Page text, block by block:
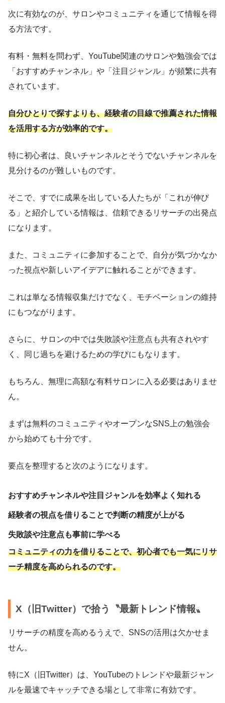
次に有効なのが、サロンやコミュニティを通じて情報を得
る方法です。
有料・無料を問わず、YouTube関連のサロンや勉強会では
「おすすめチャンネル」や「注目ジャンル」が頻繁に共有
されています。
自分ひとりで探すよりも、経験者の目線で推薦された情報
を活用する方が効率的です。
特に初心者は、良いチャンネルとそうでないチャンネルを
見分けるのが難しいものです。
そこで、すでに成果を出している人たちが「これが伸び
る」と紹介している情報は、信頼できるリサーチの出発点
になります。
また、コミュニティに参加することで、自分が気づかなか
った視点や新しいアイデアに触れることができます。
これは単なる情報収集だけでなく、モチベーションの維持
にもつながります。
さらに、サロンの中では失敗談や注意点も共有されやす
く、同じ過ちを避けるための学びにもなります。
もちろん、無理に高額な有料サロンに入る必要はありませ
ん。
まずは無料のコミュニティやオープンなSNS上の勉強会
から始めても十分です。
要点を整理すると次のようになります。
おすすめチャンネルや注目ジャンルを効率よく知れる
経験者の視点を借りることで判断の精度が上がる
失敗談や注意点も事前に学べる
コミュニティの力を借りることで、初心者でも一気にリサ
ーチ精度を高められるのです。
X（旧Twitter）で拾う〝最新トレンド情報〟
リサーチの精度を高めるうえで、SNSの活用は欠かせま
せん。
特にX（旧Twitter）は、YouTubeのトレンドや最新ジャン
ルを最速でキャッチできる場として非常に有効です。